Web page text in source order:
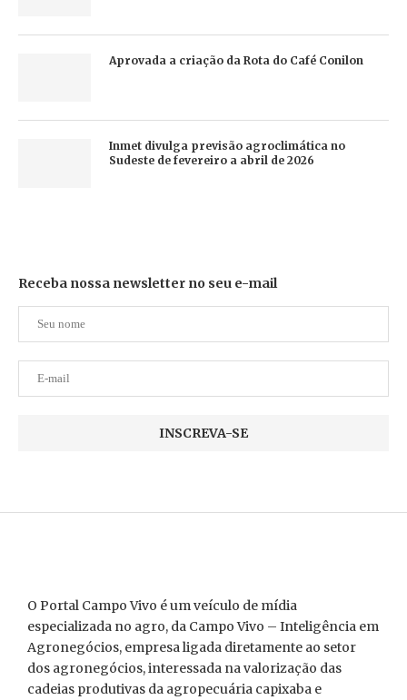
Aprovada a criação da Rota do Café Conilon
Inmet divulga previsão agroclimática no
Sudeste de fevereiro a abril de 2026
Receba nossa newsletter no seu e-mail
O Portal Campo Vivo é um veículo de mídia
especializada no agro, da Campo Vivo – Inteligência em
Agronegócios, empresa ligada diretamente ao setor
dos agronegócios, interessada na valorização das
cadeias produtivas da agropecuária capixaba e